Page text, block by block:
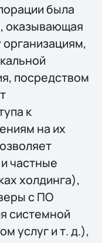
была
оказывающая
посредством
к
на их
частные
холдинга),
с ПО
системной
услуг и т. д.),